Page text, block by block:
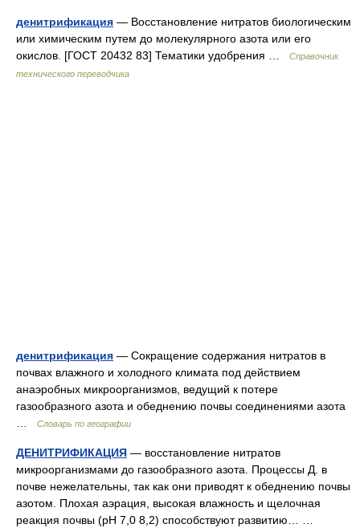
денитрификация — Восстановление нитратов биологическим
или химическим путем до молекулярного азота или его
окислов. [ГОСТ 20432 83] Тематики удобрения …
Справочник
технического переводчика
денитрификация — Сокращение содержания нитратов в
почвах влажного и холодного климата под действием
анаэробных микроорганизмов, ведущий к потере
газообразного азота и обеднению почвы соединениями азота
Словарь по географии
ДЕНИТРИФИКАЦИЯ — восстановление нитратов
микроорганизмами до газообразного азота. Процессы Д. в
почве нежелательны, так как они приводят к обеднению почвы
азотом. Плохая аэрация, высокая влажность и щелочная
реакция почвы (рН 7,0 8,2) способствуют развитию… …